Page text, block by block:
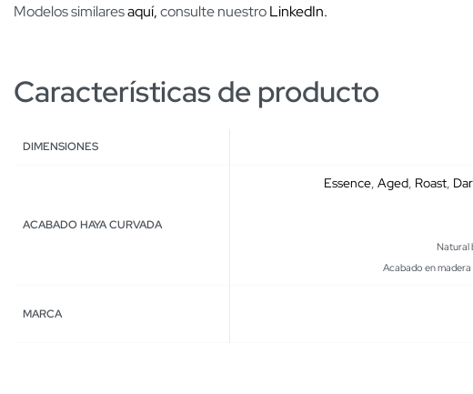
Modelos similaresaquí,consulte nuestroLinkedIn.
Características de producto
DIMENSIONES
ACABADO HAYA CURVADA
Essence, Aged, Roast,
Natural
Acabado en
MARCA